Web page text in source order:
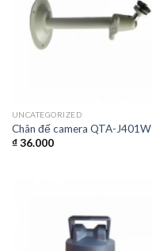
UNCATEGORIZED
Chân đế camera QTA-J401W
₫36.000